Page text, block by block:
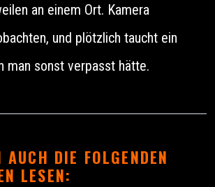
an einem Ort. Kamera
und plötzlich taucht ein
man sonst verpasst hätte.
AUCH DIE FOLGENDEN
LESEN: